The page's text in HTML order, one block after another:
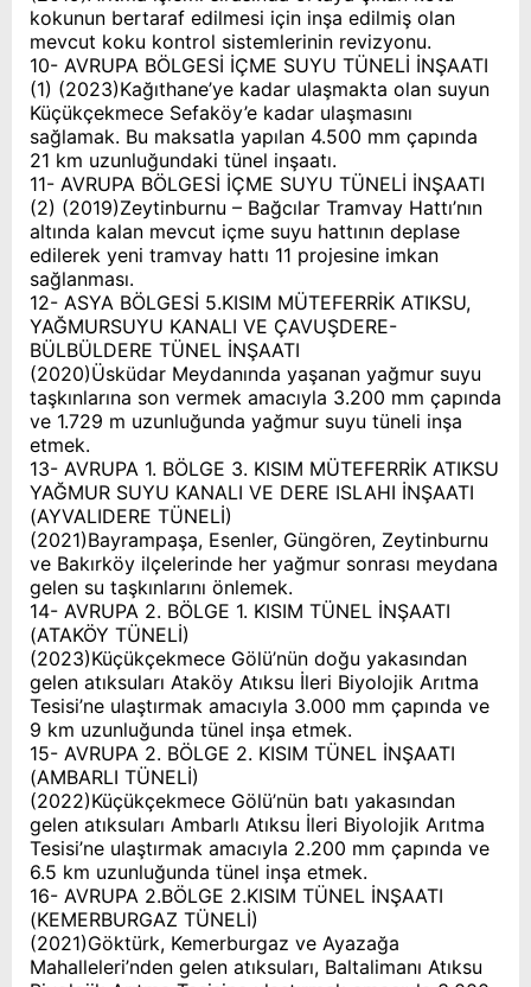
kokunun bertaraf edilmesi için inşa edilmiş olan
mevcut koku kontrol sistemlerinin revizyonu.
10- AVRUPA BÖLGESİ İÇME SUYU TÜNELİ İNŞAATI
(1) (2023)Kağıthane’ye kadar ulaşmakta olan suyun
Küçükçekmece Sefaköy’e kadar ulaşmasını
sağlamak. Bu maksatla yapılan 4.500 mm çapında
21 km uzunluğundaki tünel inşaatı.
11- AVRUPA BÖLGESİ İÇME SUYU TÜNELİ İNŞAATI
(2) (2019)Zeytinburnu – Bağcılar Tramvay Hattı’nın
altında kalan mevcut içme suyu hattının deplase
edilerek yeni tramvay hattı 11 projesine imkan
sağlanması.
12- ASYA BÖLGESİ 5.KISIM MÜTEFERRİK ATIKSU,
YAĞMURSUYU KANALI VE ÇAVUŞDERE-
BÜLBÜLDERE TÜNEL İNŞAATI
(2020)Üsküdar Meydanında yaşanan yağmur suyu
taşkınlarına son vermek amacıyla 3.200 mm çapında
ve 1.729 m uzunluğunda yağmur suyu tüneli inşa
etmek.
13- AVRUPA 1. BÖLGE 3. KISIM MÜTEFERRİK ATIKSU
YAĞMUR SUYU KANALI VE DERE ISLAHI İNŞAATI
(AYVALIDERE TÜNELİ)
(2021)Bayrampaşa, Esenler, Güngören, Zeytinburnu
ve Bakırköy ilçelerinde her yağmur sonrası meydana
gelen su taşkınlarını önlemek.
14- AVRUPA 2. BÖLGE 1. KISIM TÜNEL İNŞAATI
(ATAKÖY TÜNELİ)
(2023)Küçükçekmece Gölü’nün doğu yakasından
gelen atıksuları Ataköy Atıksu İleri Biyolojik Arıtma
Tesisi’ne ulaştırmak amacıyla 3.000 mm çapında ve
9 km uzunluğunda tünel inşa etmek.
15- AVRUPA 2. BÖLGE 2. KISIM TÜNEL İNŞAATI
(AMBARLI TÜNELİ)
(2022)Küçükçekmece Gölü’nün batı yakasından
gelen atıksuları Ambarlı Atıksu İleri Biyolojik Arıtma
Tesisi’ne ulaştırmak amacıyla 2.200 mm çapında ve
6.5 km uzunluğunda tünel inşa etmek.
16- AVRUPA 2.BÖLGE 2.KISIM TÜNEL İNŞAATI
(KEMERBURGAZ TÜNELİ)
(2021)Göktürk, Kemerburgaz ve Ayazağa
Mahalleleri’nden gelen atıksuları, Baltalimanı Atıksu